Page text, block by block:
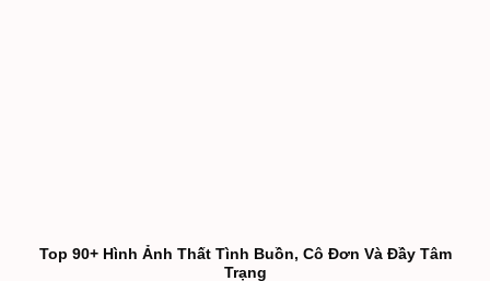
Top 90+ Hình Ảnh Thất Tình Buồn, Cô Đơn Và Đầy Tâm
Trạng